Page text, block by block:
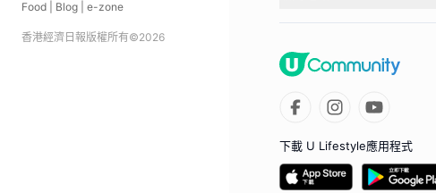
Food
Blog e-zone
香港經濟日報版權所有©2026
下載 U Lifestyle應用程式